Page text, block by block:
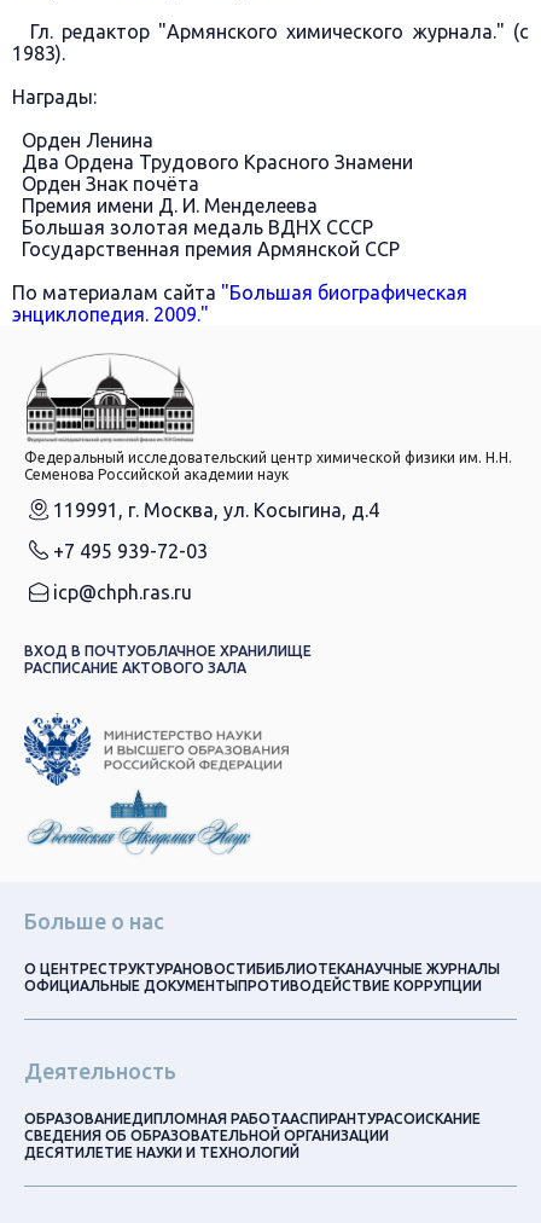
Гл. редактор "Армянского химического журнала." (с
1983).
Награды:
Орден Ленина
Два Ордена Трудового Красного Знамени
Орден Знак почёта
Премия имени Д. И. Менделеева
Большая золотая медаль ВДНХ СССР
Государственная премия Армянской ССР
По материалам сайта "Большая биографическая
энциклопедия. 2009."
Федеральный исследовательский центр химической физики им. Н.Н.
Семенова Российской академии наук
119991, г. Москва, ул. Косыгина, д.4
+7 495 939-72-03
icp@chph.ras.ru
ВХОД В ПОЧТУОБЛАЧНОЕ ХРАНИЛИЩЕ
РАСПИСАНИЕ АКТОВОГО ЗАЛА
Больше о нас
О ЦЕНТРЕСТРУКТУРАНОВОСТИБИБЛИОТЕКАНАУЧНЫЕ ЖУРНАЛЫ
ОФИЦИАЛЬНЫЕ ДОКУМЕНТЫПРОТИВОДЕЙСТВИЕ КОРРУПЦИИ
Деятельность
ОБРАЗОВАНИЕДИПЛОМНАЯ РАБОТААСПИРАНТУРАСОИСКАНИЕ
СВЕДЕНИЯ ОБ ОБРАЗОВАТЕЛЬНОЙ ОРГАНИЗАЦИИ
ДЕСЯТИЛЕТИЕ НАУКИ И ТЕХНОЛОГИЙ